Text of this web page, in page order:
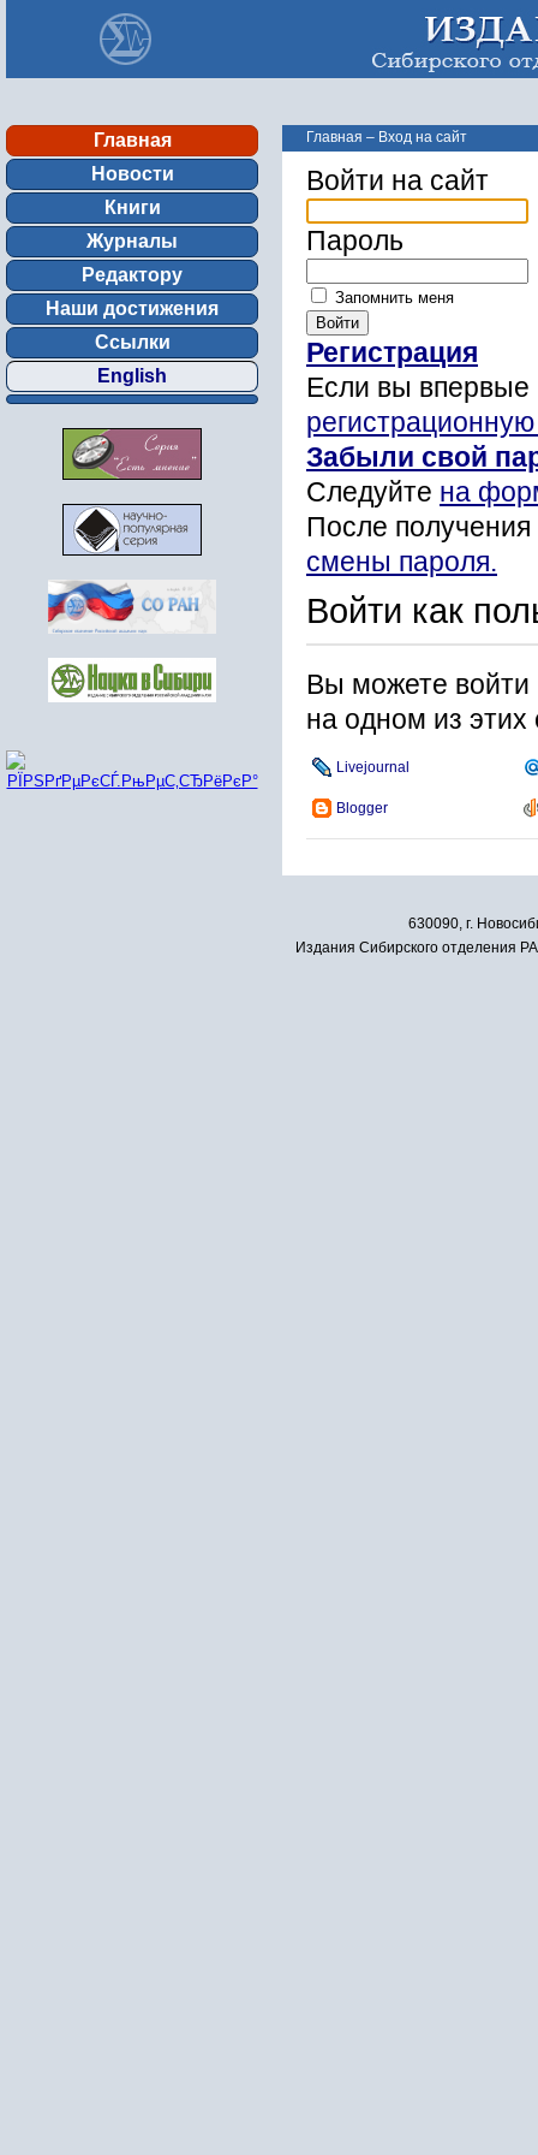
Главная
Новости
Книги
Журналы
Редактору
Наши достижения
Ссылки
English
Главная – Вход на сайт
Войти на сайт
Пароль
Запомнить меня
Регистрация
Если вы впервые
Забыли свой
Следуйте на
После
смены пароля.
Войти как
Вы можете войти
на одном из этих
Livejournal
Blogger
630090, г.
Издания Сибирского отделения